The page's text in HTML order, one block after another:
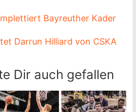
Bayreuther Kader
Darrun Hilliard von CSKA
Dir auch gefallen